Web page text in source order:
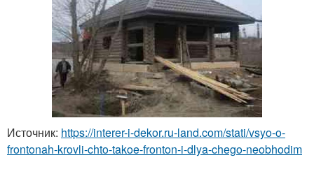
Источник: https://interer-i-dekor.ru-land.com/stati/vsyo-o-
frontonah-krovli-chto-takoe-fronton-i-dlya-chego-neobhodim